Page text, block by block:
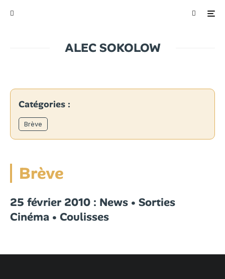
ALEC SOKOLOW
Catégories :
Brève
Brève
25 février 2010 : News • Sorties
Cinéma • Coulisses